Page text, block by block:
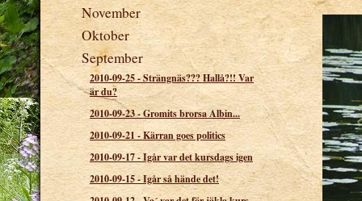
November
Oktober
September
2010-09-25-Strängnäs??? Hallå?!! Var
är du?
2010-09-23-Gromits brorsa Albin...
2010-09-21 -Kärran goes politics
2010-09-17-Igår var det kursdags igen
2010-09-15-Igår så hände det!